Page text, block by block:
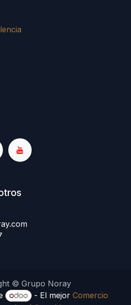
© Grupo Noray
- El mejorComercio